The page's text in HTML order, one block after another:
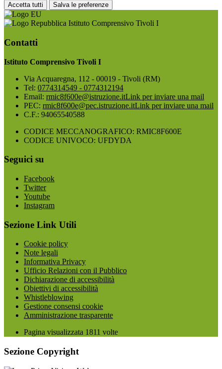
Accetta tutti Salva le preferenze
Istituto Comprensivo Tivoli I
Contatti
Istituto Comprensivo Tivoli I
Via Acquaregna, 112 - 00019 - Tivoli (RM)
Tel: 0774314549 - 0774312194
Email: rmic8f600e@istruzione.itLink per inviare una mail
PEC: rmic8f600e@pec.istruzione.itLink per inviare una mail
C.F.: 94065540588
CODICE MECCANOGRAFICO: RMIC8F600E
CODICE UNIVOCO: UFDYDA
Seguici su
Facebook
Twitter
Youtube
Instagram
Sezione Link Utili
Cookie policy
Note legali
Informativa Privacy
Ufficio Relazioni con il Pubblico
Dichiarazione di accessibilità
Obiettivi di accessibilità
Whistleblowing
Gestione consensi cookie
Amministrazione trasparente
Pagina visualizzata 1811 volte
Sezione Copyright